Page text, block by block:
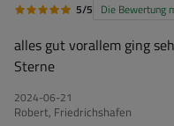
5/5 Die Bewertung
alles gut vorallem ging
Sterne
2024-06-21
Robert, Friedrichshafen